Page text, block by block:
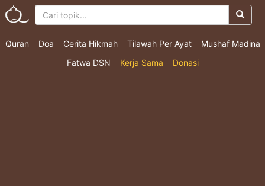
Quran Doa Cerita Hikmah Tilawah Per Ayat
Mushaf Madina
Fatwa DSN
Kerja Sama Donasi